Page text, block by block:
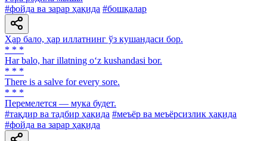
#фойда ва зарар ҳақида #бошқалар
Ҳар бало, ҳар иллатнинг ўз кушандаси бор.
* * *
Har balo, har illatning o‘z kushandasi bor.
* * *
There is a salve for every sore.
* * *
Перемелется — мука будет.
#тақдир ва тадбир ҳақида #меъёр ва меъёрсизлик ҳақида
#фойда ва зарар ҳақида